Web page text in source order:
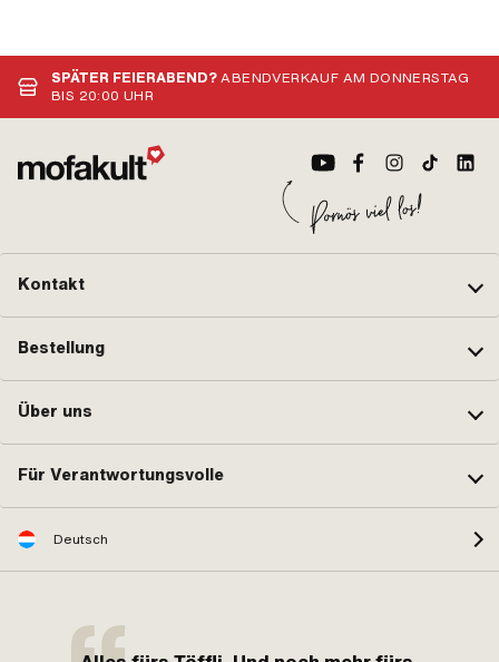
SPÄTER FEIERABEND?ABENDVERKAUF AM DONNERSTAG
BIS 20:00 UHR
Kontakt
Bestellung
Über uns
Für Verantwortungsvolle
Deutsch